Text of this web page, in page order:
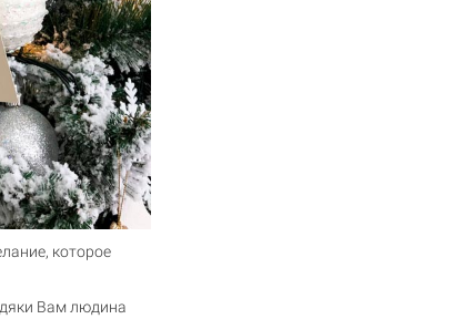
которое
Вам людина